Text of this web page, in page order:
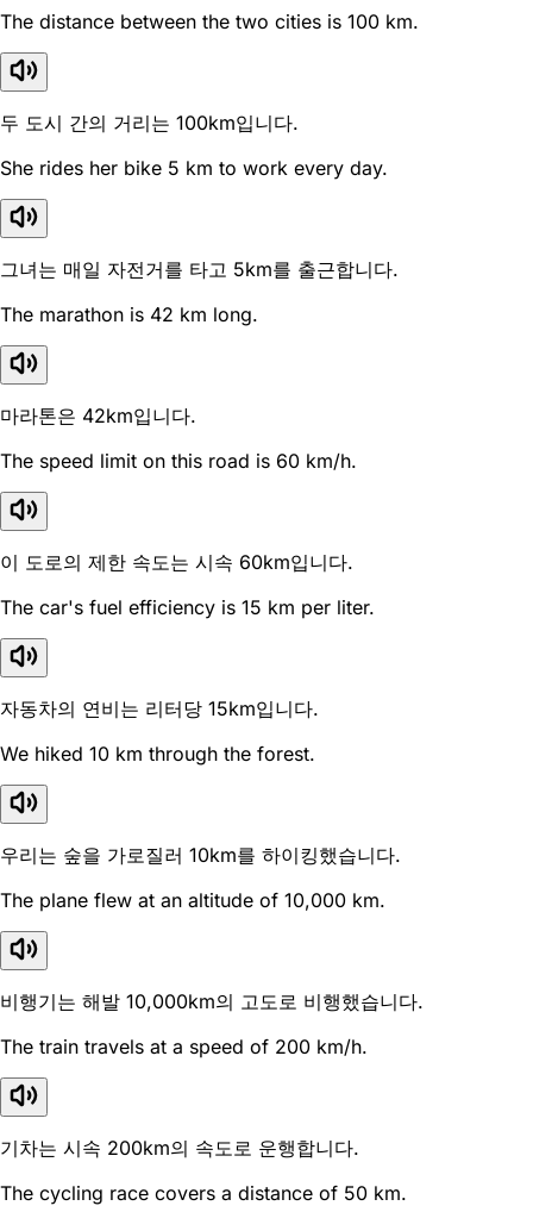
The distance between the two cities is 100 km.
두 도시 간의 거리는 100km입니다.
She rides her bike 5 km to work every day.
그녀는 매일 자전거를 타고 5km를 출근합니다.
The marathon is 42 km long.
마라톤은 42km입니다.
The speed limit on this road is 60 km/h.
이 도로의 제한 속도는 시속 60km입니다.
The car's fuel efficiency is 15 km per liter.
자동차의 연비는 리터당 15km입니다.
We hiked 10 km through the forest.
우리는 숲을 가로질러 10km를 하이킹했습니다.
The plane flew at an altitude of 10,000 km.
비행기는 해발 10,000km의 고도로 비행했습니다.
The train travels at a speed of 200 km/h.
기차는 시속 200km의 속도로 운행합니다.
The cycling race covers a distance of 50 km.